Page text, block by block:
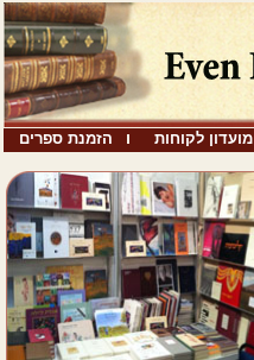
מועדון לקוחות הזמנת ספרים